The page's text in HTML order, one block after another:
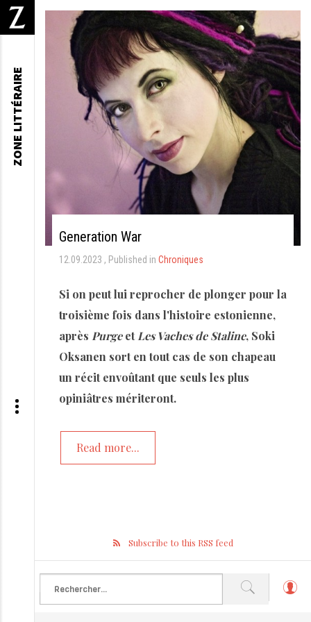
Generation War
12.09.2023 Published in Chroniques
Si on peut lui reprocher de plonger pour la
troisième fois dans l'histoire estonienne,
après PurgeetLes Vaches de Staline, Soki
Oksanen sort en tout cas de son chapeau
un récit envoûtant que seuls les plus
opiniâtres mériteront.
Read more...
Subscribe to this RSS feed
ZONE LITTÉRAIRE